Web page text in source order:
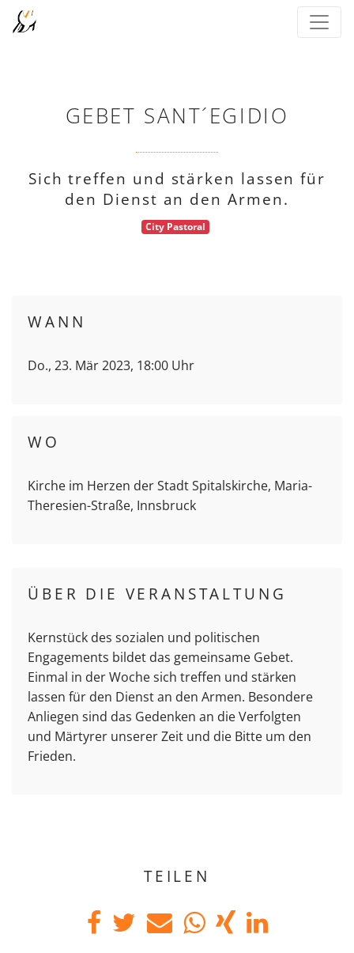
GEBET SANT´EGIDIO
Sich treffen und stärken lassen für
den Dienst an den Armen.
City Pastoral
WANN
Do., 23. Mär 2023, 18:00 Uhr
WO
Kirche im Herzen der Stadt Spitalskirche, Maria-
Theresien-Straße, Innsbruck
ÜBER DIE VERANSTALTUNG
Kernstück des sozialen und politischen
Engagements bildet das gemeinsame Gebet.
Einmal in der Woche sich treffen und stärken
lassen für den Dienst an den Armen. Besondere
Anliegen sind das Gedenken an die Verfolgten
und Märtyrer unserer Zeit und die Bitte um den
Frieden.
TEILEN